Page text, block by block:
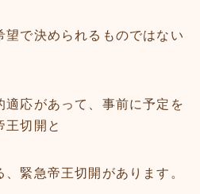
望で決められるものではない
適応があって、事前に予定を
王切開と
緊急帝王切開があります。